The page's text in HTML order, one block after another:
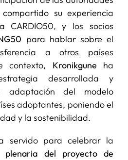
su experiencia
CARDIO50, y los socios
para hablar sobre el
a otros países
contexto, Kronikgune ha
desarrollada y
del modelo
adoptantes, poniendo el
y la sostenibilidad.
servido para celebrar la
plenaria del proyecto de